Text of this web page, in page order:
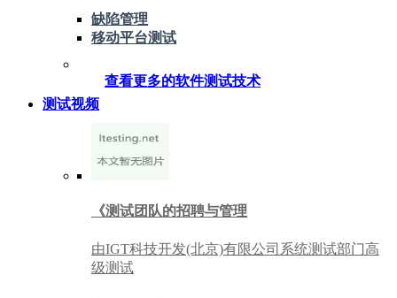
缺陷管理
移动平台测试
查看更多的软件测试技术
测试视频
《测试团队的招聘与管理
由IGT科技开发(北京)有限公司系统测试部门高
级测试